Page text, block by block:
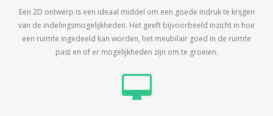
Een 2D ontwerp is een ideaal middel om een goede indruk te krijgen
van de indelingsmogelijkheden. Het geeft bijvoorbeeld inzicht in hoe
een ruimte ingedeeld kan worden, het meubilair goed in de ruimte
past en of er mogelijkheden zijn om te groeien.